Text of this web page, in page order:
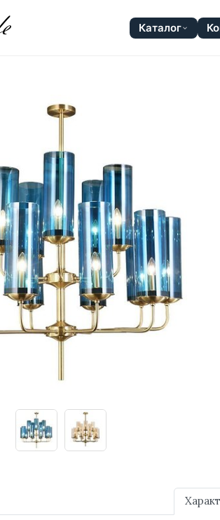
Каталог